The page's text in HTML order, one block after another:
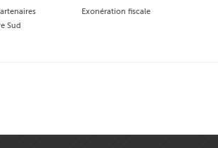
Sud
Exonération fiscale